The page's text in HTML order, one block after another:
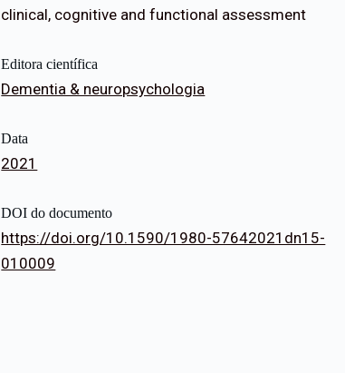
clinical, cognitive and functional assessment
Editora científica
Dementia & neuropsychologia
Data
2021
DOI do documento
https://doi.org/10.1590/1980-57642021dn15-
010009